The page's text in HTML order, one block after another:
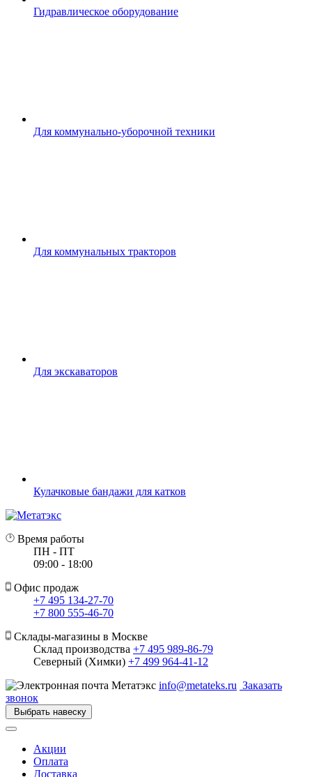
Гидравлическое оборудование
Для коммунально-уборочной техники
Для коммунальных тракторов
Для экскаваторов
Кулачковые бандажи для катков
Время работы
ПН - ПТ
09:00 - 18:00
Офис продаж
+7 495 134-27-70
+7 800 555-46-70
Склады-магазины в Москве
Склад производства +7 495 989-86-79
Северный (Химки) +7 499 964-41-12
info@metateks.ru Заказать
звонок
Выбрать навеску
Акции
Оплата
Доставка